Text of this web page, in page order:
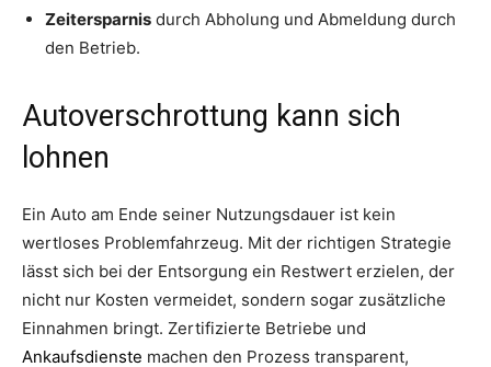
Zeitersparnis durch Abholung und Abmeldung durch
den Betrieb.
Autoverschrottung kann sich
lohnen
Ein Auto am Ende seiner Nutzungsdauer ist kein
wertloses Problemfahrzeug. Mit der richtigen Strategie
lässt sich bei der Entsorgung ein Restwert erzielen, der
nicht nur Kosten vermeidet, sondern sogar zusätzliche
Einnahmen bringt. Zertifizierte Betriebe und
Ankaufsdienste machen den Prozess transparent,